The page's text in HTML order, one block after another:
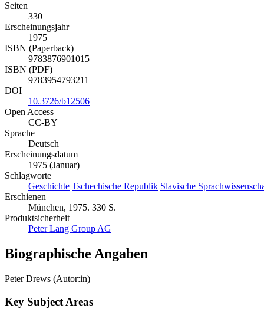
Seiten
330
Erscheinungsjahr
1975
ISBN (Paperback)
9783876901015
ISBN (PDF)
9783954793211
DOI
10.3726/b12506
Open Access
CC-BY
Sprache
Deutsch
Erscheinungsdatum
1975 (Januar)
Schlagworte
Geschichte Tschechische Republik Slavische
Erschienen
München, 1975. 330 S.
Produktsicherheit
Peter Lang Group AG
Biographische Angaben
Peter Drews (Autor:in)
Key Subject Areas